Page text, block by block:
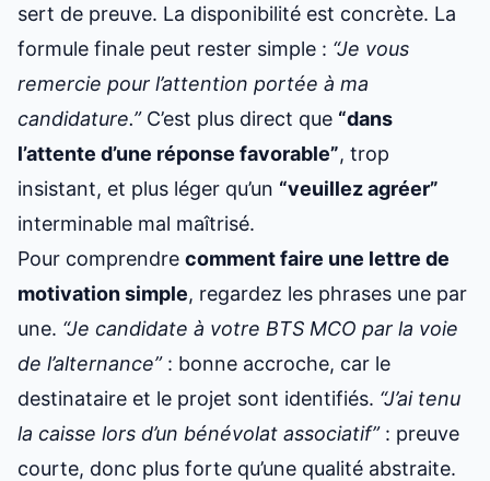
sert de preuve. La disponibilité est concrète. La
formule finale peut rester simple : “Je vous
remercie pour l’attention portée à ma
candidature.”C’est plus direct que “dans
l’attente d’une réponse favorable”, trop
insistant, et plus léger qu’un “veuillez agréer”
interminable mal maîtrisé.
Pour comprendre comment faire une lettre de
motivation simple, regardez les phrases une par
une. “Je candidate à votre BTS MCO par la voie
de l’alternance”: bonne accroche, car le
destinataire et le projet sont identifiés. “J’ai tenu
la caisse lors d’un bénévolat associatif”: preuve
courte, donc plus forte qu’une qualité abstraite.